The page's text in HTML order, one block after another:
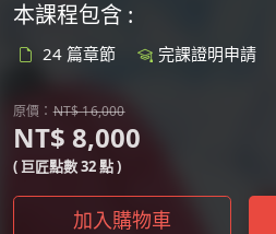
本課程包含 :
24 篇章節 完課證明申請
原價：NT$ 16,000
NT$ 8,000
( 巨匠點數 32 點 )
加入購物車